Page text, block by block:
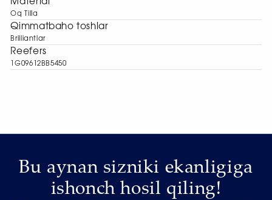
Oq Tilla
Qimmatbaho toshlar
Brilliantlar
Reefers
1G09612BB5450
Bu aynan sizniki ekanligiga
ishonch hosil qiling!